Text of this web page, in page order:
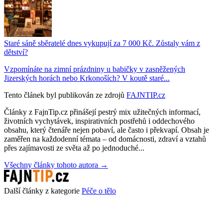
Staré sáně sběratelé dnes vykupují za 7 000 Kč. Zůstaly vám z
dětství?
Vzpomínáte na zimní prázdniny u babičky v zasněžených
Jizerských horách nebo Krkonoších? V koutě staré...
Tento článek byl publikován ze zdrojů FAJNTIP.cz
Články z FajnTip.cz přinášejí pestrý mix užitečných informací,
životních vychytávek, inspirativních postřehů i oddechového
obsahu, který čtenáře nejen pobaví, ale často i překvapí. Obsah je
zaměřen na každodenní témata – od domácnosti, zdraví a vztahů
přes zajímavosti ze světa až po jednoduché...
Všechny články tohoto autora →
Další články z kategorie Péče o tělo